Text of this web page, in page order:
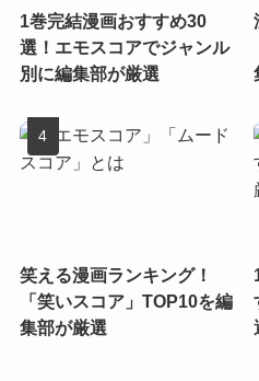
1巻完結漫画おすすめ30
選！エモスコアでジャンル
別に編集部が厳選
笑える漫画ランキング！
「笑いスコア」TOP10を編
集部が厳選